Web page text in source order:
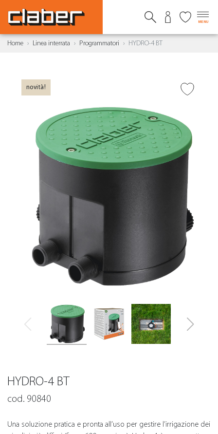
MENU
Home Linea interrata Programmatori HYDRO-4 BT
novità!
HYDRO-4 BT
cod. 90840
Una soluzione pratica e pronta all’uso per gestire l’irrigazione dei